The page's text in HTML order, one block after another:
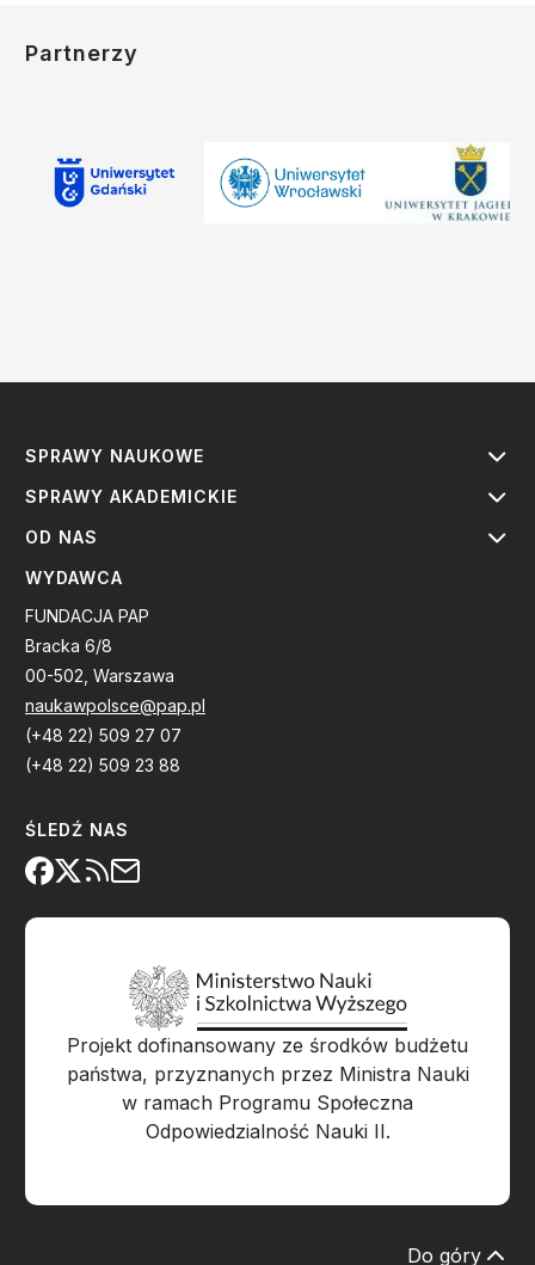
Partnerzy
SPRAWY NAUKOWE
SPRAWY AKADEMICKIE
OD NAS
WYDAWCA
FUNDACJA PAP
Bracka 6/8
00-502, Warszawa
naukawpolsce@pap.pl
(+48 22) 509 27 07
(+48 22) 509 23 88
ŚLEDŹ NAS
Projekt dofinansowany ze środków budżetu
państwa, przyznanych przez Ministra Nauki
w ramach Programu Społeczna
Odpowiedzialność Nauki II.
Do góry